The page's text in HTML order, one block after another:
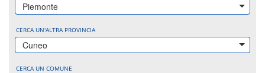
Piemonte
CERCA UN'ALTRA PROVINCIA
Cuneo
CERCA UN COMUNE